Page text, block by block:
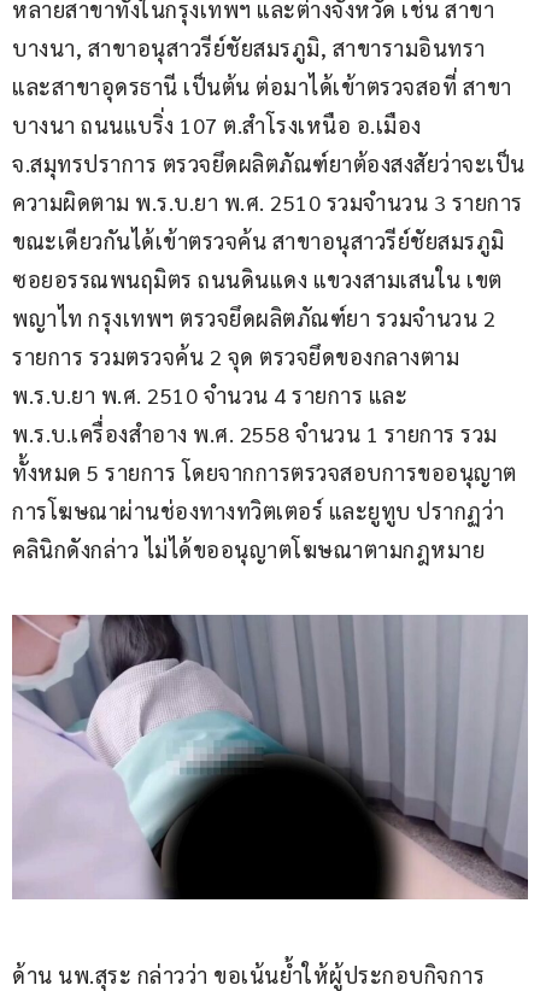
หลายสาขาทั้งในกรุงเทพฯ และต่างจังหวัด เช่น สาขา
บางนา, สาขาอนุสาวรีย์ชัยสมรภูมิ, สาขารามอินทรา
และสาขาอุดรธานี เป็นต้น ต่อมาได้เข้าตรวจสอที่ สาขา
บางนา ถนนแบริ่ง 107 ต.สำโรงเหนือ อ.เมือง
จ.สมุทรปราการ ตรวจยึดผลิตภัณฑ์ยาต้องสงสัยว่าจะเป็น
ความผิดตาม พ.ร.บ.ยา พ.ศ. 2510 รวมจำนวน 3 รายการ
ขณะเดียวกันได้เข้าตรวจค้น สาขาอนุสาวรีย์ชัยสมรภูมิ
ซอยอรรณพนฤมิตร ถนนดินแดง แขวงสามเสนใน เขต
พญาไท กรุงเทพฯ ตรวจยึดผลิตภัณฑ์ยา รวมจำนวน 2
รายการ รวมตรวจค้น 2 จุด ตรวจยึดของกลางตาม
พ.ร.บ.ยา พ.ศ. 2510 จำนวน 4 รายการ และ
พ.ร.บ.เครื่องสำอาง พ.ศ. 2558 จำนวน 1 รายการ รวม
ทั้งหมด 5 รายการ โดยจากการตรวจสอบการขออนุญาต
การโฆษณาผ่านช่องทางทวิตเตอร์ และยูทูบ ปรากฏว่า
คลินิกดังกล่าว ไม่ได้ขออนุญาตโฆษณาตามกฎหมาย
ด้าน นพ.สุระ กล่าวว่า ขอเน้นย้ำให้ผู้ประกอบกิจการ